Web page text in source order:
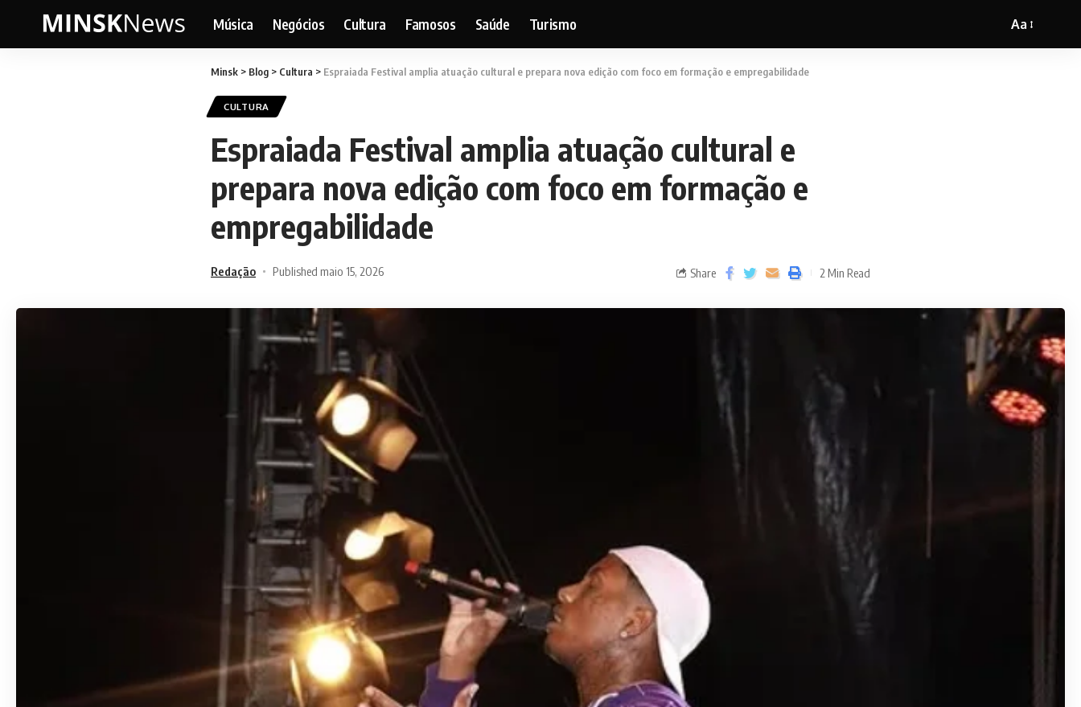
Música Negócios Cultura Famosos Saúde Turismo Aa
Minsk > Blog > Cultura > Espraiada Festival amplia atuação cultural e prepara nova edição com foco em formação e empregabilidade
CULTURA
Espraiada Festival amplia atuação cultural e
prepara nova edição com foco em formação e
empregabilidade
Redação Published maio 15, 2026 Share 2 Min Read